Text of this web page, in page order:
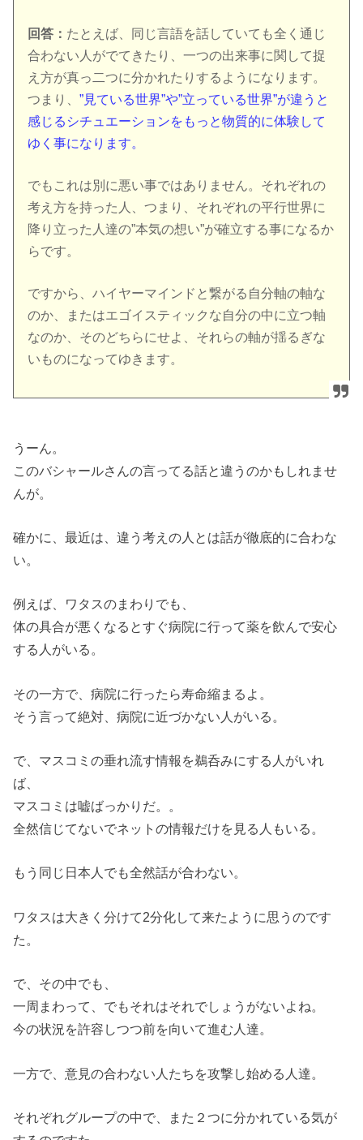
回答： たとえば、同じ言語を話していても全く通じ
合わない人がでてきたり、一つの出来事に関して捉
え方が真っ二つに分かれたりするようになります。
つまり、”見ている世界”や”立っている世界”が違うと
感じるシチュエーションをもっと物質的に体験して
ゆく事になります。
でもこれは別に悪い事ではありません。それぞれの
考え方を持った人、つまり、それぞれの平行世界に
降り立った人達の”本気の想い”が確立する事になるか
らです。
ですから、ハイヤーマインドと繋がる自分軸の軸な
のか、またはエゴイスティックな自分の中に立つ軸
なのか、そのどちらにせよ、それらの軸が揺るぎな
いものになってゆきます。
うーん。
このバシャールさんの言ってる話と違うのかもしれませ
んが。
確かに、最近は、違う考えの人とは話が徹底的に合わな
い。
例えば、ワタスのまわりでも、
体の具合が悪くなるとすぐ病院に行って薬を飲んで安心
する人がいる。
その一方で、病院に行ったら寿命縮まるよ。
そう言って絶対、病院に近づかない人がいる。
で、マスコミの垂れ流す情報を鵜呑みにする人がいれ
ば、
マスコミは嘘ばっかりだ。。
全然信じてないでネットの情報だけを見る人もいる。
もう同じ日本人でも全然話が合わない。
ワタスは大きく分けて2分化して来たように思うのです
た。
で、その中でも、
一周まわって、でもそれはそれでしょうがないよね。
今の状況を許容しつつ前を向いて進む人達。
一方で、意見の合わない人たちを攻撃し始める人達。
それぞれグループの中で、また２つに分かれている気が